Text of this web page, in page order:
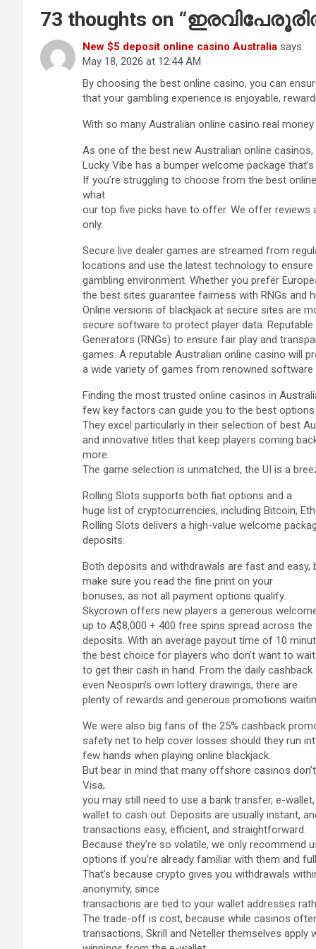
73 thoughts on “
New $5 deposit online casino Australia says:
May 18, 2026 at 12:44 AM
By choosing the best online casino, you can
that your gambling experience is enjoyable,
With so many Australian online casino real
As one of the best new Australian online casinos,
Lucky Vibe has a bumper welcome package
If you’re struggling to choose from the best
what
our top five picks have to offer. We offer
only.
Secure live dealer games are streamed from
locations and use the latest technology to ensure
gambling environment. Whether you prefer
the best sites guarantee fairness with RNGs and
Online versions of blackjack at secure sites are
secure software to protect player data.
Generators (RNGs) to ensure fair play and
games. A reputable Australian online casino will
a wide variety of games from renowned software
Finding the most trusted online casinos in
few key factors can guide you to the best options
They excel particularly in their selection of best
and innovative titles that keep players coming
more.
The game selection is unmatched, the UI is a
Rolling Slots supports both fiat options and a
huge list of cryptocurrencies, including Bitcoin,
Rolling Slots delivers a high-value welcome
deposits.
Both deposits and withdrawals are fast and easy,
make sure you read the fine print on your
bonuses, as not all payment options qualify.
Skycrown offers new players a generous
up to A$8,000 + 400 free spins spread across
deposits. With an average payout time of 10
the best choice for players who don’t want to
to get their cash in hand. From the daily
even Neospin’s own lottery drawings, there are
plenty of rewards and generous promotions
We were also big fans of the 25% cashback
safety net to help cover losses should they run
few hands when playing online blackjack.
But bear in mind that many offshore casinos
Visa,
you may still need to use a bank transfer, e-
wallet to cash out. Deposits are usually instant,
transactions easy, efficient, and straightforward.
Because they’re so volatile, we only recommend
options if you’re already familiar with them and
That’s because crypto gives you withdrawals
anonymity, since
transactions are tied to your wallet addresses
The trade-off is cost, because while casinos
transactions, Skrill and Neteller themselves